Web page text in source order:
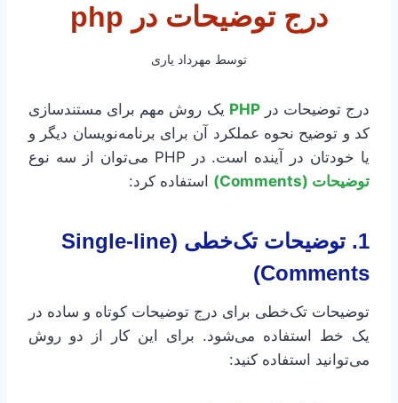
درج توضیحات در php
توسط مهرداد یاری
درج توضیحات درPHP یک روش مهم برای مستندسازی
کد و توضیح نحوه عملکرد آن برای برنامه‌نویسان دیگر و
یا خودتان در آینده است. در PHP می‌توان از سه نوع
توضیحات (Comments)
استفاده کرد:
1. توضیحات تک‌خطی (Single-line
Comments)
توضیحات تک‌خطی برای درج توضیحات کوتاه و ساده در
یک خط استفاده می‌شود. برای این کار از دو روش
می‌توانید استفاده کنید: